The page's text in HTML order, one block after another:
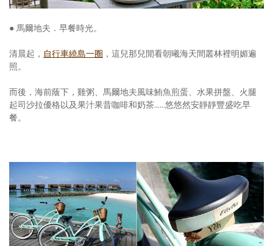
● 馬爾地夫．早餐時光。
清晨起， 自行車繞島一圈 ，這兒那兒閒看朝曦海天間叢林裡明媚遍
照。
而後，海前蔭下，雞粥、馬爾地夫風味鮪魚煎蛋、水果拼盤、火腿
起司沙拉優格以及果汁果昔咖啡和奶茶......悠悠然安靜靜豐盛吃早
餐。